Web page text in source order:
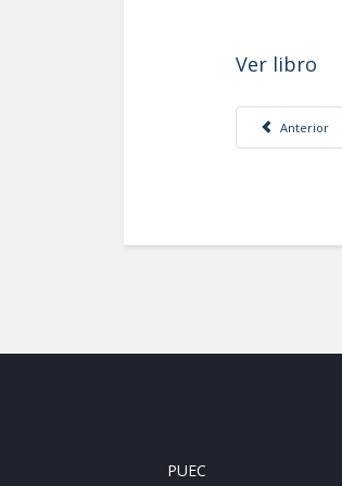
Ver libro
ArtículoAnterior
PUEC